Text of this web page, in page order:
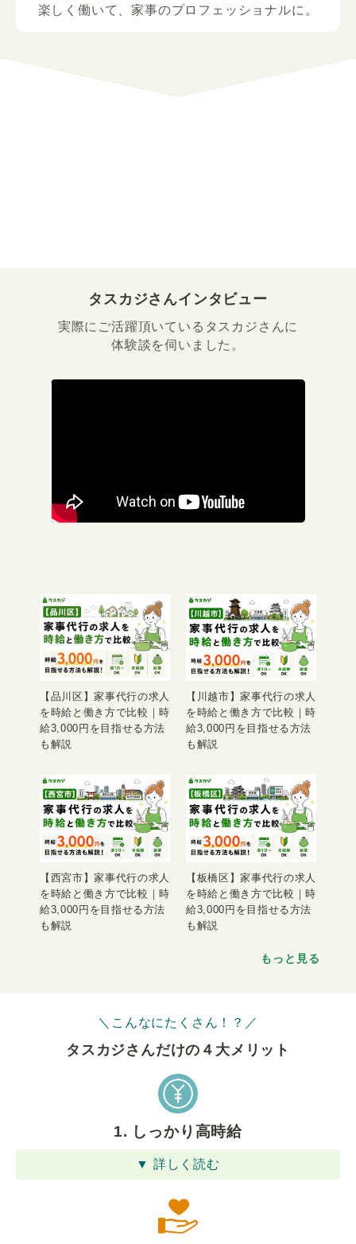
楽しく働いて、家事のプロフェッショナルに。
タスカジさんインタビュー
実際にご活躍頂いているタスカジさんに
体験談を伺いました。
【品川区】家事代行の求人
を時給と働き方で比較｜時
給3,000円を目指せる方法
も解説
【川越市】家事代行の求人
を時給と働き方で比較｜時
給3,000円を目指せる方法
も解説
【西宮市】家事代行の求人
を時給と働き方で比較｜時
給3,000円を目指せる方法
も解説
【板橋区】家事代行の求人
を時給と働き方で比較｜時
給3,000円を目指せる方法
も解説
もっと見る
＼こんなにたくさん！？／
タスカジさんだけの４⼤メリット
1. しっかり高時給
▼ 詳しく読む